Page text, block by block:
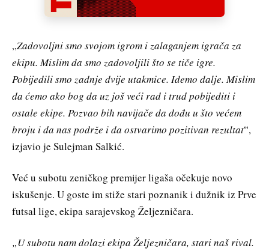
„Zadovoljni smo svojom igrom i zalaganjem igrača za
ekipu. Mislim da smo zadovoljili što se tiče igre.
Pobijedili smo zadnje dvije utakmice. Idemo dalje. Mislim
da ćemo ako bog da uz još veći rad i trud pobijediti i
ostale ekipe. Pozvao bih navijače da dođu u što većem
broju i da nas podrže i da ostvarimo pozitivan rezultat“,
izjavio je Sulejman Salkić.
Već u subotu zeničkog premijer ligaša očekuje novo
iskušenje. U goste im stiže stari poznanik i dužnik iz Prve
futsal lige, ekipa sarajevskog Željezničara.
„U subotu nam dolazi ekipa Željezničara, stari naš rival.